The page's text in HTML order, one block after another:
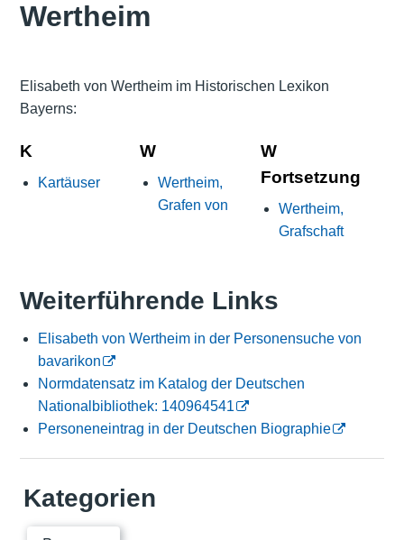
Wertheim
Elisabeth von Wertheim im Historischen Lexikon
Bayerns:
K
Kartäuser
W
Wertheim,
Grafen von
W
Fortsetzung
Wertheim,
Grafschaft
Weiterführende Links
Elisabeth von Wertheim in der Personensuche von
bavarikon
Normdatensatz im Katalog der Deutschen
Nationalbibliothek: 140964541
Personeneintrag in der Deutschen Biographie
Kategorien